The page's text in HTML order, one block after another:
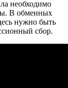
необходимо
В обменных
нужно быть
сбор.